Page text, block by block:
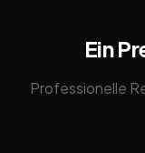
Ein
Professionelle